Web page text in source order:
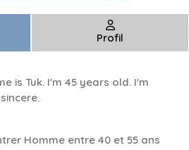
Profil
is Tuk. I'm 45 years old. I'm
Homme entre 40 et 55 ans